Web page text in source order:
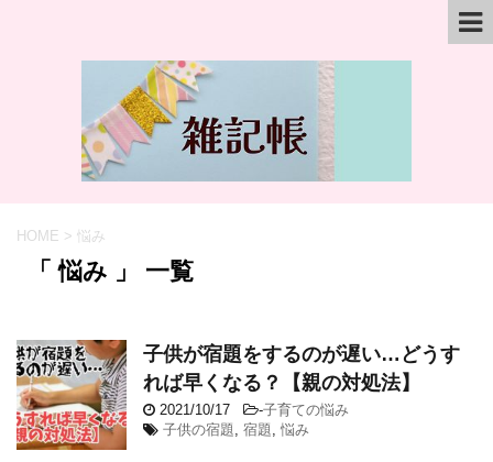
HOME > 悩み
「 悩み 」 一覧
子供が宿題をするのが遅い…どうす
れば早くなる？【親の対処法】
2021/10/17 -子育ての悩み
子供の宿題, 宿題, 悩み